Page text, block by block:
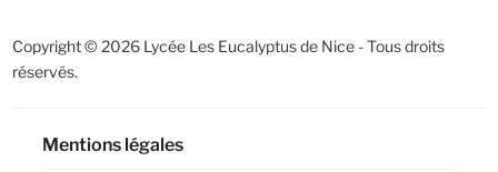
Copyright © 2026 Lycée Les Eucalyptus de Nice - Tous droits
réservés.
Mentions légales